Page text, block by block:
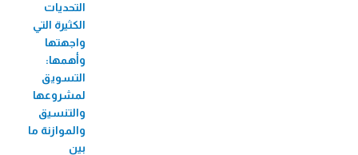
التحديات
الكثيرة التي
واجهتها
وأهمها:
التسويق
لمشروعها
والتنسيق
والموازنة ما
بين